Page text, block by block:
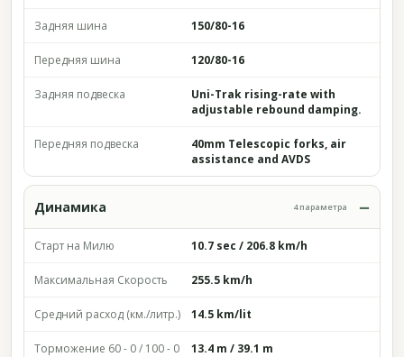
Задняя шина 150/80-16
Передняя шина 120/80-16
Задняя подвеска
Uni-Trak rising-rate with
adjustable rebound damping.
Передняя подвеска
40mm Telescopic forks, air
assistance and AVDS
Динамика 4 параметра
Старт на Милю 10.7 sec / 206.8 km/h
Максимальная Скорость 255.5 km/h
Средний расход (км./литр.) 14.5 km/lit
Торможение 60 - 0 / 100 - 0 13.4 m / 39.1 m